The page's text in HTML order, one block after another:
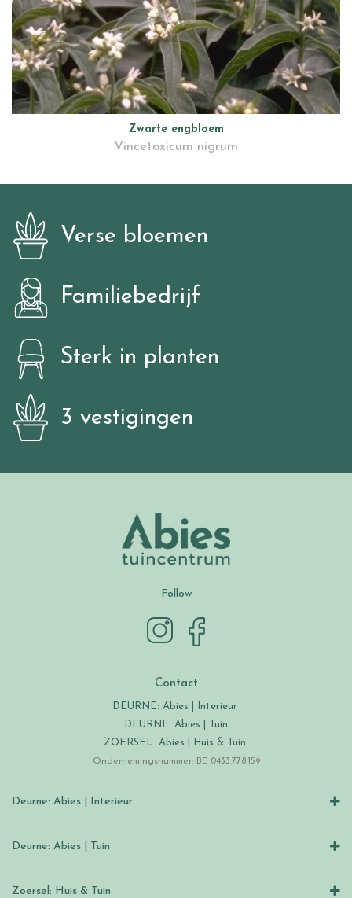
Zwarte engbloem
Vincetoxicum nigrum
Verse bloemen
Familiebedrijf
Sterk in planten
3 vestigingen
Follow
Contact
DEURNE: Abies | Interieur
DEURNE: Abies | Tuin
ZOERSEL: Abies | Huis & Tuin
Ondernemingsnummer: BE 0433.778.159
Deurne: Abies | Interieur
Deurne: Abies | Tuin
Zoersel: Huis & Tuin